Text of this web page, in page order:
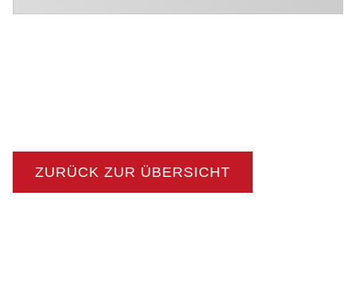
ZURÜCK ZUR ÜBERSICHT